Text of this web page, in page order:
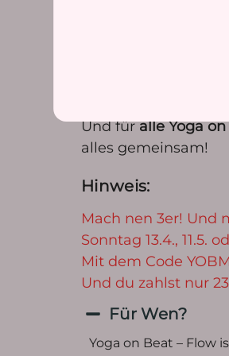
Vinyasa
Geniesse den
Es wird gefühlvoll,
Und füralle Yoga
alles gemeinsam!
Hinweis:
Mach nen 3er! Und
Sonntag 13.4., 11.5.
Mit dem Code
Und du zahlst nur
Für Wen?
Yoga on Beat – Flow